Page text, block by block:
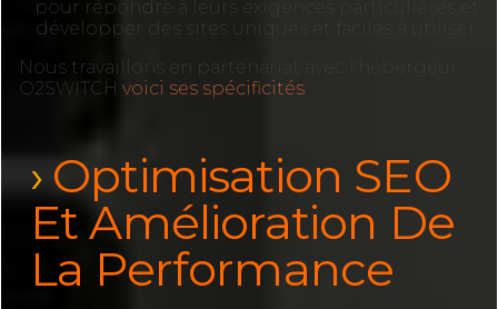
pour répondre à leurs exigences particulières et
développer des sites uniques et faciles à utiliser.
Nous travaillons en partenariat avec l'hébergeur
O2SWITCH voici ses spécificités
Optimisation SEO
Et Amélioration De
La Performance